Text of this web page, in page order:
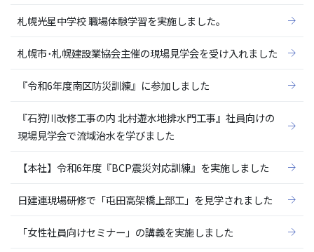
札幌光星中学校 職場体験学習を実施しました。
札幌市･札幌建設業協会主催の現場見学会を受け入れました
『令和6年度南区防災訓練』に参加しました
『石狩川改修工事の内 北村遊水地排水門工事』社員向けの
現場見学会で流域治水を学びました
【本社】令和6年度『BCP震災対応訓練』を実施しました
日建連現場研修で「屯田高架橋上部工」を見学されました
「女性社員向けセミナー」の講義を実施しました